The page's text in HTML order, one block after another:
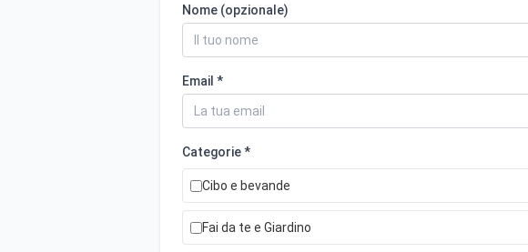
Nome (opzionale)
Email *
Categorie *
Cibo e bevande
Fai da te e Giardino